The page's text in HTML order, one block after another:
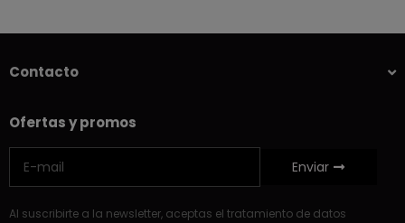
Contacto
Ofertas y promos
Enviar
Al suscribirte a la newsletter, aceptas el tratamiento de datos